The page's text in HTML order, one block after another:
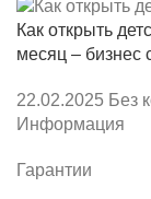
Как открыть
месяц – бизнес
22.02.2025 Без
Информация
Гарантии